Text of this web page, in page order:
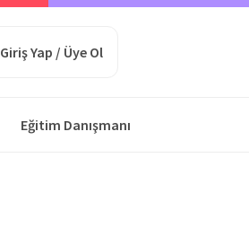
Giriş Yap / Üye Ol
Eğitim Danışmanı